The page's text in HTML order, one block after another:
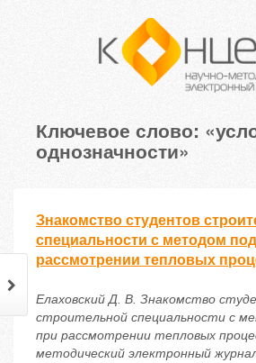
Ключевое слово:
однозначности»
Знакомство студентов
специальности с методом
рассмотрении тепловых
Елаховский Д. В. Знакомство
строительной специальности с
при рассмотрении тепловых
методический электронный